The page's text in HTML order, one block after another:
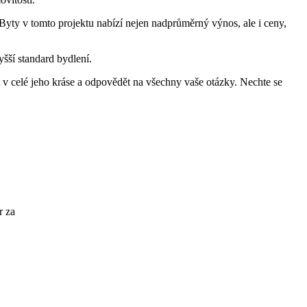
v tomto projektu nabízí nejen nadprůměrný výnos, ale i ceny,
standard bydlení.
jeho kráse a odpovědět na všechny vaše otázky. Nechte se
za